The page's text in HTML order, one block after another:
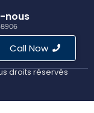
nous
8906
Terrebonne,
droits réservés
Call Now